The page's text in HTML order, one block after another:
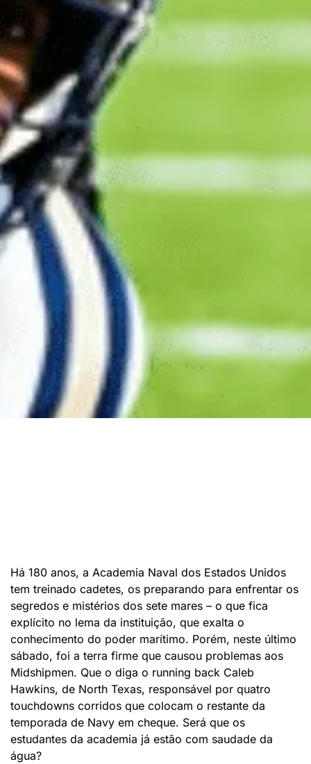
Há 180 anos, a Academia Naval dos Estados Unidos
tem treinado cadetes, os preparando para enfrentar os
segredos e mistérios dos sete mares – o que fica
explícito no lema da instituição, que exalta o
conhecimento do poder marítimo. Porém, neste último
sábado, foi a terra firme que causou problemas aos
Midshipmen. Que o diga o running back Caleb
Hawkins, de North Texas, responsável por quatro
touchdowns corridos que colocam o restante da
temporada de Navy em cheque. Será que os
estudantes da academia já estão com saudade da
água?